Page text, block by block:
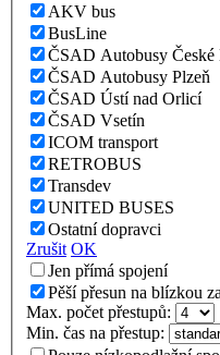
AKV bus
BusLine
ČSAD Autobusy České
ČSAD Autobusy Plzeň
ČSAD Ústí nad Orlicí
ČSAD Vsetín
ICOM transport
RETROBUS
Transdev
UNITED BUSES
Ostatní dopravci
Zrušit OK
Jen přímá spojení
Pěší přesun na blízkou
Max. počet přestupů:
Min. čas na přestup: